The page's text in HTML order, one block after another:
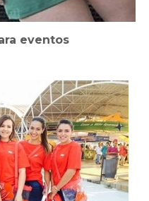
eventos